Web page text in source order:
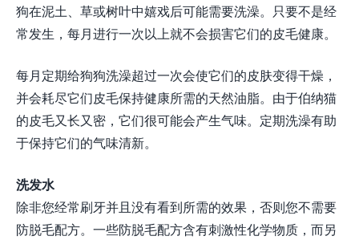
狗在泥土、草或树叶中嬉戏后可能需要洗澡。只要不是经
常发生，每月进行一次以上就不会损害它们的皮毛健康。
每月定期给狗狗洗澡超过一次会使它们的皮肤变得干燥，
并会耗尽它们皮毛保持健康所需的天然油脂。由于伯纳猫
的皮毛又长又密，它们很可能会产生气味。定期洗澡有助
于保持它们的气味清新。
洗发水
除非您经常刷牙并且没有看到所需的效果，否则您不需要
防脱毛配方。一些防脱毛配方含有刺激性化学物质，而另